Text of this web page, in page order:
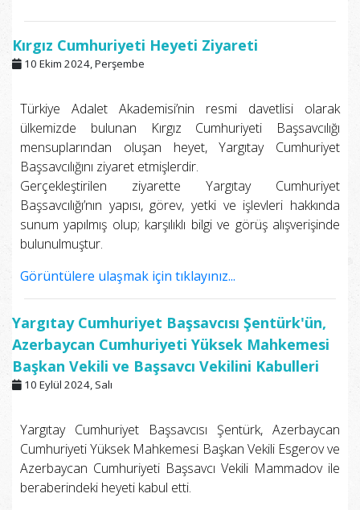
Kırgız Cumhuriyeti Heyeti Ziyareti
10 Ekim 2024, Perşembe
Türkiye Adalet Akademisi’nin resmi davetlisi olarak
ülkemizde bulunan Kırgız Cumhuriyeti Başsavcılığı
mensuplarından oluşan heyet, Yargıtay Cumhuriyet
Başsavcılığını ziyaret etmişlerdir.
Gerçekleştirilen ziyarette Yargıtay Cumhuriyet
Başsavcılığı’nın yapısı, görev, yetki ve işlevleri hakkında
sunum yapılmış olup; karşılıklı bilgi ve görüş alışverişinde
bulunulmuştur.
Görüntülere ulaşmak için tıklayınız...
Yargıtay Cumhuriyet Başsavcısı Şentürk'ün,
Azerbaycan Cumhuriyeti Yüksek Mahkemesi
Başkan Vekili ve Başsavcı Vekilini Kabulleri
10 Eylül 2024, Salı
Yargıtay Cumhuriyet Başsavcısı Şentürk, Azerbaycan
Cumhuriyeti Yüksek Mahkemesi Başkan Vekili Esgerov ve
Azerbaycan Cumhuriyeti Başsavcı Vekili Mammadov ile
beraberindeki heyeti kabul etti.